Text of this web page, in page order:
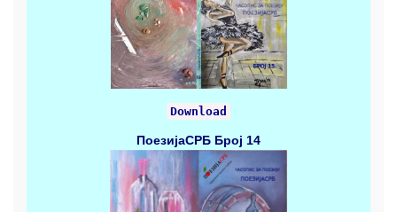
Download
ПоезијаСРБ Број 14